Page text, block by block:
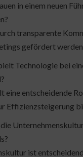
in einem neuen
transparente
gefördert werden
Technologie bei
eine entscheidende
Effizienzsteigerung
ist